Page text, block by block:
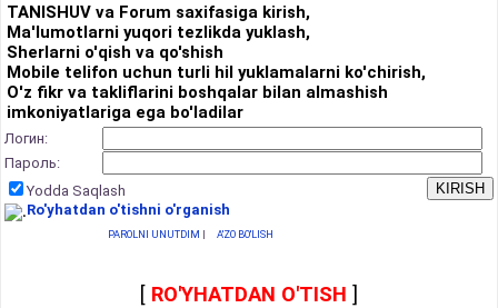
TANISHUV va Forum saxifasiga kirish,
Ma'lumotlarni yuqori tezlikda yuklash,
Sherlarni o'qish va qo'shish
Mobile telifon uchun turli hil yuklamalarni ko'chirish,
O'z fikr va takliflarini boshqalar bilan almashish
imkoniyatlariga ega bo'ladilar
Логин:
Пароль:
Yodda Saqlash
Ro'yhatdan o'tishni o'rganish
PAROLNI UNUTDIM | A'ZO BO'LISH
[ RO'YHATDAN O'TISH ]